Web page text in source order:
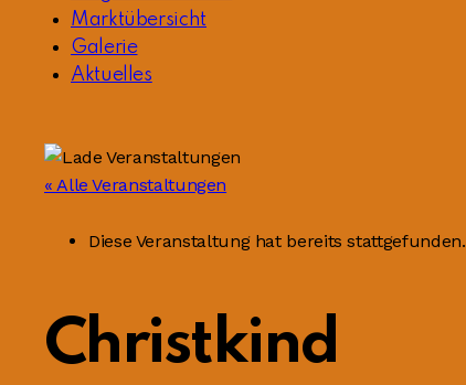
Marktübersicht
Galerie
Aktuelles
« Alle Veranstaltungen
Diese Veranstaltung hat bereits stattgefunden.
Christkind